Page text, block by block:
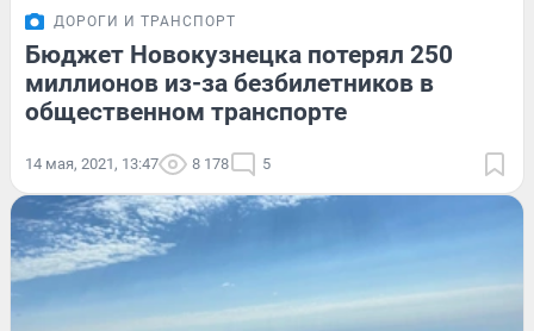
ДОРОГИ И ТРАНСПОРТ
Бюджет Новокузнецка потерял 250
миллионов из-за безбилетников в
общественном транспорте
14 мая, 2021, 13:47 8 178 5